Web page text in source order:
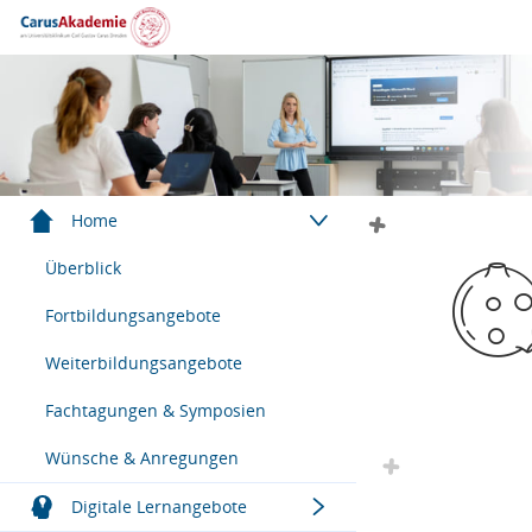
Menügruppe
Home
Überblick
Fortbildungsangebote
Weiterbildungsangebote
Fachtagungen & Symposien
Wünsche & Anregungen
Menügruppe
Digitale Lernangebote